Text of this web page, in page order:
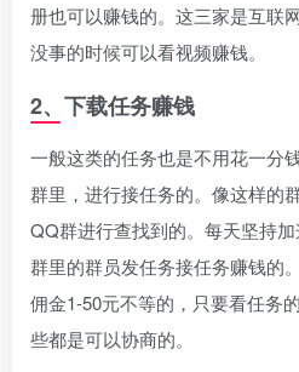
册也可以赚钱的。这三家是互联
没事的时候可以看视频赚钱。
2、下载任务赚钱
一般这类的任务也是不用花一分
群里，进行接任务的。像这样的
QQ群进行查找到的。每天坚持
群里的群员发任务接任务赚钱的
佣金1-50元不等的，只要看任务
些都是可以协商的。